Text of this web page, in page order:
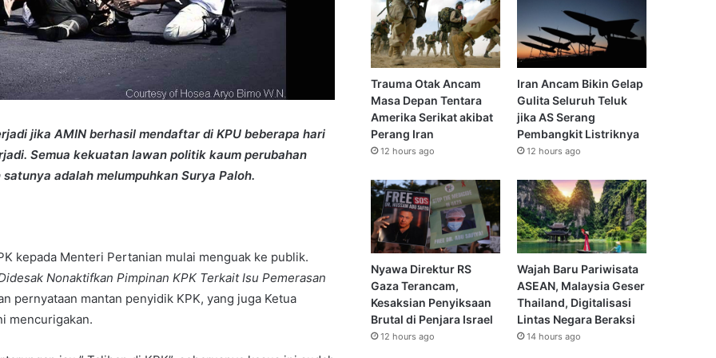
jika AMIN berhasil mendaftar di KPU beberapa hari
Semua kekuatan lawan politik kaum perubahan
adalah melumpuhkan Surya Paloh.
kepada Menteri Pertanian mulai menguak ke publik.
Nonaktifkan Pimpinan KPK Terkait Isu Pemerasan
pernyataan mantan penyidik KPK, yang juga Ketua
mencurigakan.
Trauma Otak Ancam
Masa Depan Tentara
Amerika Serikat akibat
Perang Iran
12 hours ago
Iran Ancam Bikin Gelap
Gulita Seluruh Teluk
jika AS Serang
Pembangkit Listriknya
12 hours ago
Nyawa Direktur RS
Gaza Terancam,
Kesaksian Penyiksaan
Brutal di Penjara Israel
12 hours ago
Wajah Baru Pariwisata
ASEAN, Malaysia Geser
Thailand, Digitalisasi
Lintas Negara Beraksi
14 hours ago